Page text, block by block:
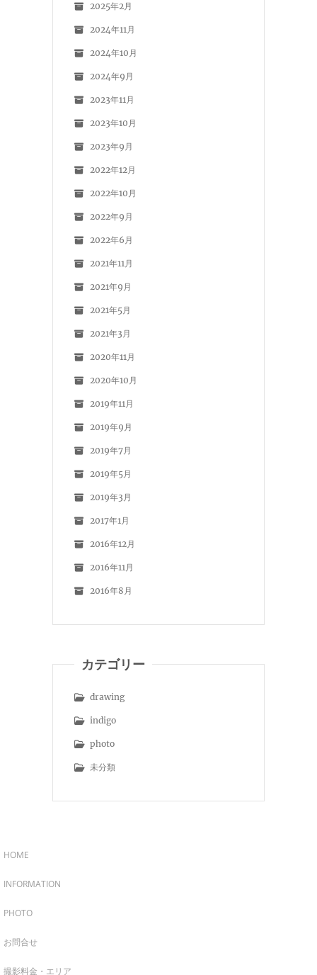
2025年2月
2024年11月
2024年10月
2024年9月
2023年11月
2023年10月
2023年9月
2022年12月
2022年10月
2022年9月
2022年6月
2021年11月
2021年9月
2021年5月
2021年3月
2020年11月
2020年10月
2019年11月
2019年9月
2019年7月
2019年5月
2019年3月
2017年1月
2016年12月
2016年11月
2016年8月
カテゴリー
drawing
indigo
photo
未分類
HOME
INFORMATION
PHOTO
お問合せ
撮影料金・エリア